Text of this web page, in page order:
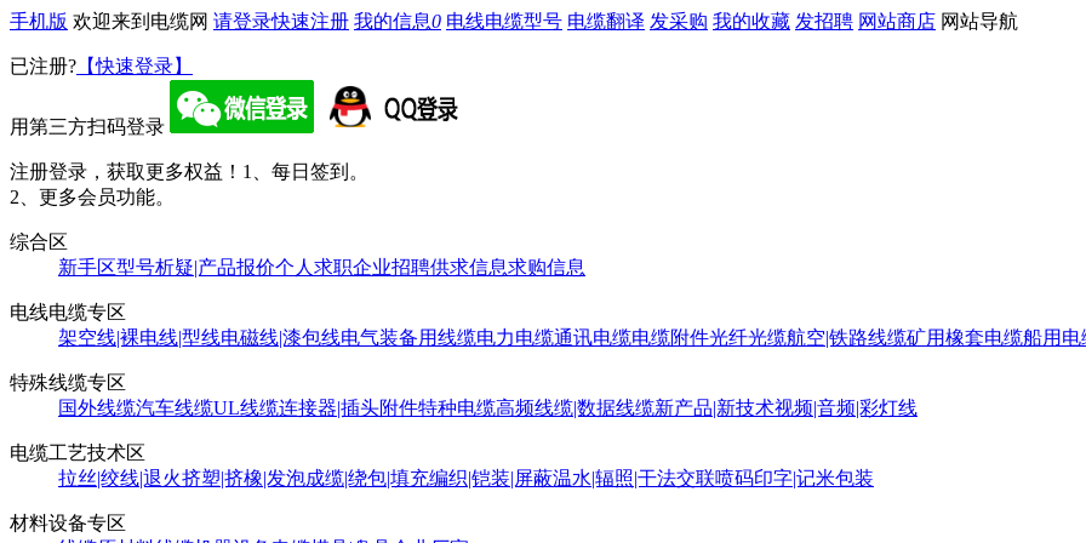
手机版 欢迎来到电缆网 请登录快速注册 我的信息0 电线电缆型号 电缆翻译 发采购 我的收藏 发招聘 网站商店 网站导航
已注册? 【快速登录】
用第三方扫码登录
注册登录，获取更多权益！ 1、每日签到。
2、更多会员功能。
综合区
新手区型号析疑|产品报价个人求职企业招聘供求信息求购信息
电线电缆专区
架空线|裸电线|型线电磁线|漆包线电气装备用线缆电力电缆通讯电缆电缆附件光纤光缆航空|铁路线缆矿用橡套电缆船用电
特殊线缆专区
国外线缆汽车线缆UL线缆连接器|插头附件特种电缆高频线缆|数据线缆新产品|新技术视频|音频|彩灯线
电缆工艺技术区
拉丝|绞线|退火挤塑|挤橡|发泡成缆|绕包|填充编织|铠装|屏蔽温水|辐照|干法交联喷码印字|记米包装
材料设备专区